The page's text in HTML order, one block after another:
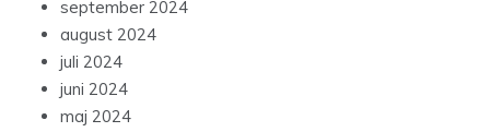
september 2024
august 2024
juli 2024
juni 2024
maj 2024